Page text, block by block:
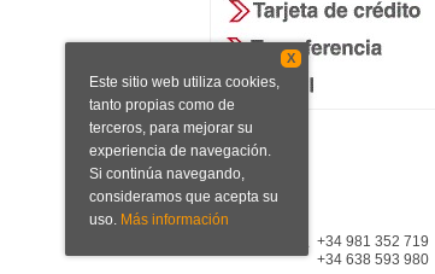
+34 981 352 719
+34 638 593 980
X
Este sitio web utiliza cookies,
tanto propias como de
terceros, para mejorar su
experiencia de navegación.
Si continúa navegando,
consideramos que acepta su
uso. Más información